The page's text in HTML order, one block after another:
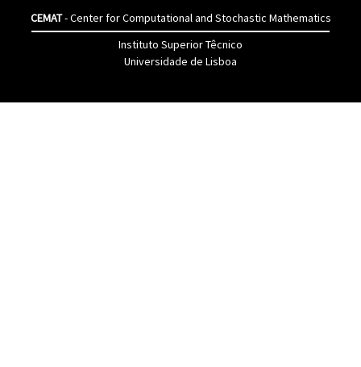
CEMAT- Center for Computational and Stochastic Mathematics
Instituto Superior Têcnico
Universidade de Lisboa